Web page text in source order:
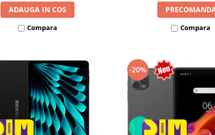
ADAUGA IN COS
Compara Compara
-20%